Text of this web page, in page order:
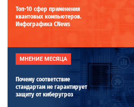
Топ-10 сфер применения
квантовых компьютеров.
Инфографика CNews
МНЕНИЕ МЕСЯЦА
Почему соответствие
стандартам не гарантирует
защиту от киберугроз